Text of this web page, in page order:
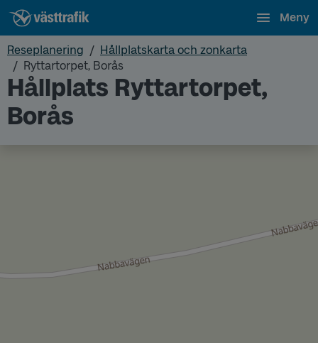
Meny
Reseplanering
Hållplatskarta och zonkarta
Ryttartorpet, Borås
Hållplats Ryttartorpet,
Borås